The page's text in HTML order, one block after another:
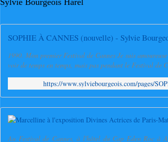
Sylvie Bourgeois Harel
SOPHIE À CANNES (nouvelle) - Sylvie
1990. Mon premier Festival de Cannes Je suis
voir de temps en temps, mais pas pendant le Festival de
https://www.sylviebourgeois.com/pages/
Au Festival de Cannes, à l'hôtel du Cap Eden Roc à